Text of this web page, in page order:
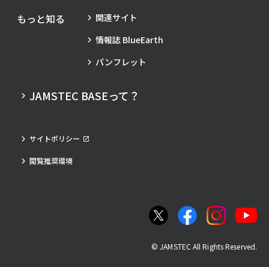
もっと知る
関連サイト
情報誌 BlueEarth
パンフレット
JAMSTEC BASEって？
サイトポリシー
閲覧推奨環境
© JAMSTEC All Rights Reserved.